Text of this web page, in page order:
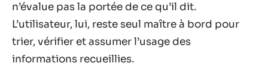
n’évalue pas la portée de ce qu’il dit.
L’utilisateur, lui, reste seul maître à bord pour
trier, vérifier et assumer l’usage des
informations recueillies.